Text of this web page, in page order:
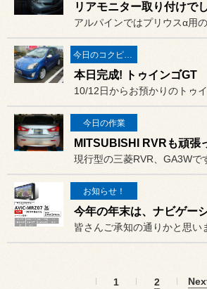
今日のコクピット西部
本日完成! トゥインゴGT
今日の作業
MITSUBISHI RVRも頑張
お知らせ！
1 2